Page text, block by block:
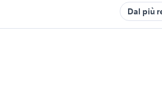
Dal più